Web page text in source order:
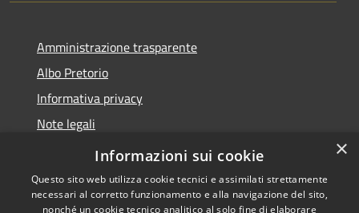
Amministrazione trasparente
Albo Pretorio
Informativa privacy
Note legali
Dichiarazione di accessibilità
×
Informazioni sui cookie
Questo sito web utilizza cookie tecnici e assimilati strettamente
necessari al corretto funzionamento e alla navigazione del sito,
nonché un cookie tecnico analitico al solo fine di elaborare